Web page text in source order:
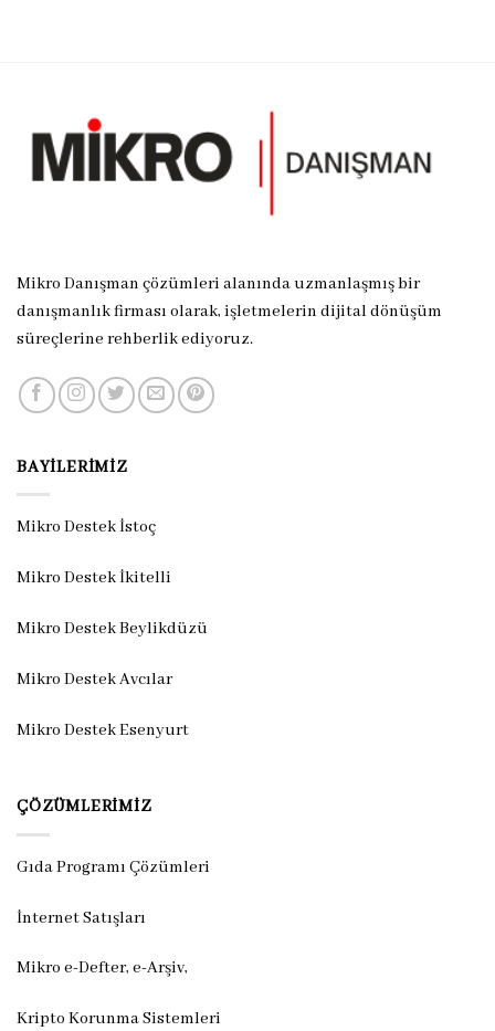
Mikro Danışman çözümleri alanında uzmanlaşmış bir
danışmanlık firması olarak, işletmelerin dijital dönüşüm
süreçlerine rehberlik ediyoruz.
BAYILERIMIZ
Mikro Destek İstoç
Mikro Destek İkitelli
Mikro Destek Beylikdüzü
Mikro Destek Avcılar
Mikro Destek Esenyurt
ÇÖZÜMLERIMIZ
Gıda Programı Çözümleri
İnternet Satışları
Mikro e-Defter, e-Arşiv,
Kripto Korunma Sistemleri